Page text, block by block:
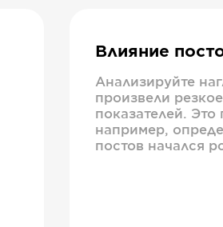
Влияние
Анализируйте
произвели
показателей. Это
например,
постов начался